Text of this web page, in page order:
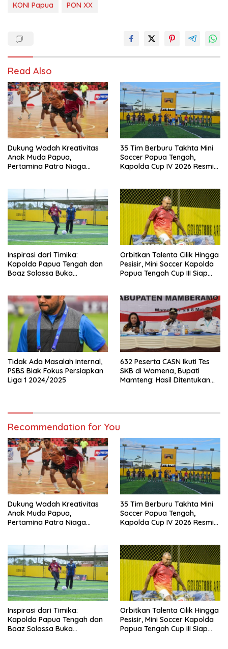
KONI Papua PON XX
Read Also
Dukung Wadah Kreativitas
Anak Muda Papua,
Pertamina Patra Niaga
Competition 2026
35 Tim Berburu Takhta Mini
Soccer Papua Tengah,
Kapolda Cup IV 2026 Resmi
Inspirasi dari Timika:
Kapolda Papua Tengah dan
Boaz Solossa Buka
Bola
Orbitkan Talenta Cilik Hingga
Pesisir, Mini Soccer Kapolda
Papua Tengah Cup III Siap
Tidak Ada Masalah Internal,
PSBS Biak Fokus Persiapkan
Liga 1 2024/2025
632 Peserta CASN Ikuti Tes
SKB di Wamena, Bupati
Mamteng: Hasil Ditentukan
Recommendation for You
Dukung Wadah Kreativitas
Anak Muda Papua,
Pertamina Patra Niaga
Competition 2026
35 Tim Berburu Takhta Mini
Soccer Papua Tengah,
Kapolda Cup IV 2026 Resmi
Inspirasi dari Timika:
Kapolda Papua Tengah dan
Boaz Solossa Buka
Orbitkan Talenta Cilik Hingga
Pesisir, Mini Soccer Kapolda
Papua Tengah Cup III Siap